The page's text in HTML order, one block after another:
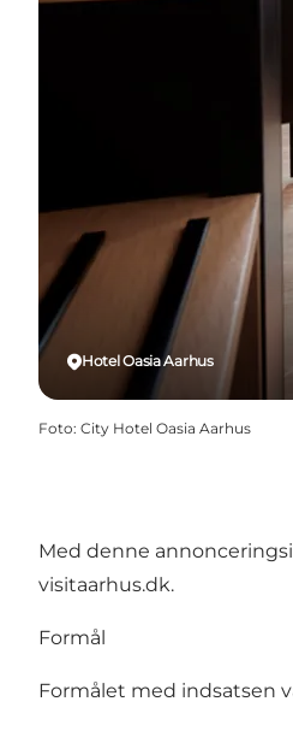
Hotel Oasia Aarhus
Foto: City Hotel Oasia Aarhus
Med denne
visitaarhus.dk.
Formål
Formålet med indsatsen